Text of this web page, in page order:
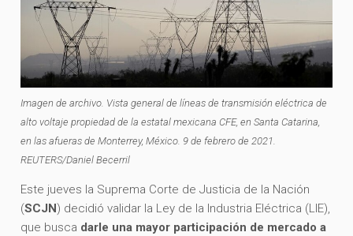
Imagen de archivo. Vista general de líneas de transmisión eléctrica de
alto voltaje propiedad de la estatal mexicana CFE, en Santa Catarina,
en las afueras de Monterrey, México. 9 de febrero de 2021.
REUTERS/Daniel Becerril
Este jueves la Suprema Corte de Justicia de la Nación
(SCJN ) decidió validar la Ley de la Industria Eléctrica (LIE),
que busca darle una mayor participación de mercado a